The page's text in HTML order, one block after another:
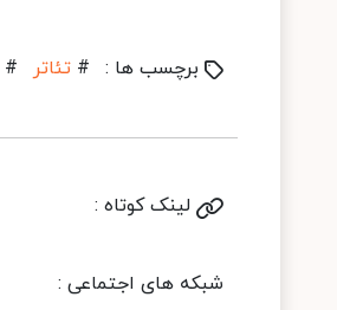
برچسب ها : # تئاتر #
لینک کوتاه :
شبکه های اجتماعی :